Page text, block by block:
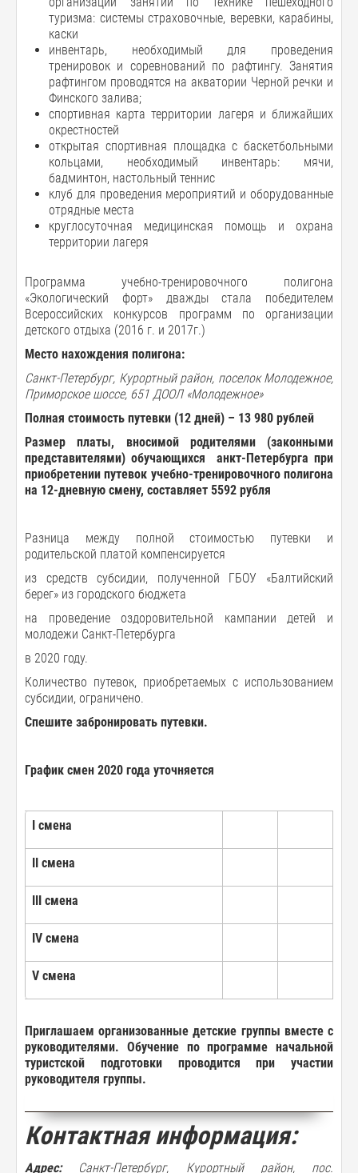
туризма: системы страховочные, веревки, карабины,
каски
инвентарь, необходимый для проведения
тренировок и соревнований по рафтингу. Занятия
рафтингом проводятся на акватории Черной речки и
Финского залива;
спортивная карта территории лагеря и ближайших
окрестностей
открытая спортивная площадка с баскетбольными
кольцами, необходимый инвентарь: мячи,
бадминтон, настольный теннис
клуб для проведения мероприятий и оборудованные
отрядные места
круглосуточная медицинская помощь и охрана
территории лагеря
Программа учебно-тренировочного полигона
«Экологический форт» дважды стала победителем
Всероссийских конкурсов программ по организации
детского отдыха (2016 г. и 2017г.)
Место нахождения полигона:
Санкт-Петербург, Курортный район, поселок Молодежное,
Приморское шоссе, 651 ДООЛ «Молодежное»
Полная стоимость путевки (12 дней) – 13 980 рублей
Размер
платы, вносимой родителями(законными
представителями) обучающихся анкт-Петербурга при
приобретении путевок учебно-тренировочного полигона
на 12-дневную смену, составляет 5592 рубля
Разница между полной стоимостью путевки и
родительской платой компенсируется
из средств субсидии, полученной ГБОУ «Балтийский
берег» из городского бюджета
на проведение оздоровительной кампании детей и
молодежи Санкт-Петербурга
в 2020 году.
Количество путевок, приобретаемых с использованием
субсидии, ограничено.
Спешите забронировать путевки.
График смен 2020 года уточняется
I смена
II смена
III смена
IV смена
V смена
Приглашаем организованные детские группы вместе с
руководителями. Обучение по программе начальной
туристской
подготовки проводится при
участии
руководителя группы.
Контактная информация:
Адрес: Санкт-Петербург, Курортный район, пос.